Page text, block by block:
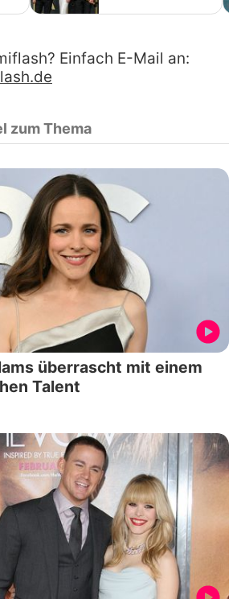
Einfach E-Mail an:
zum Thema
überrascht mit einem
Talent